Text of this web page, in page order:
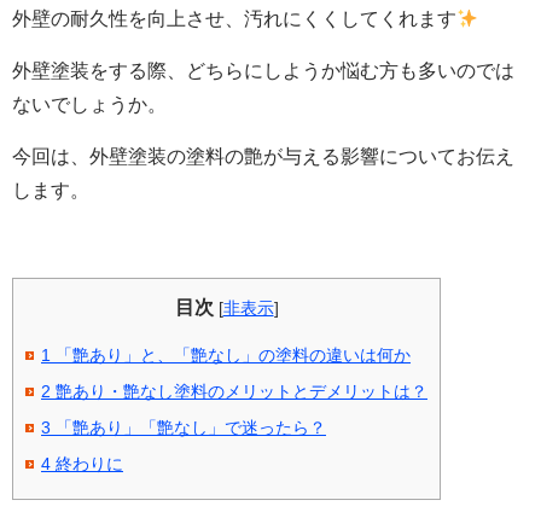
外壁の耐久性を向上させ、 汚れにくくしてくれます
外壁塗装をする際、どちらにしようか悩む方も多いのでは
ないでしょうか。
今回は、外壁塗装の塗料の艶が与える影響についてお伝え
します。
目次 [非表示]
1 「艶あり」と、「艶なし」の塗料の違いは何か
2 艶あり・艶なし塗料のメリットとデメリットは？
3 「艶あり」「艶なし」で迷ったら？
4 終わりに